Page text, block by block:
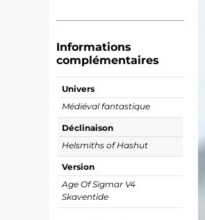
Informations
complémentaires
Univers
Médiéval fantastique
Déclinaison
Helsmiths of Hashut
Version
Age Of Sigmar V4
Skaventide